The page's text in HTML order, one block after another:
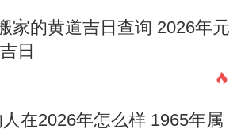
物品 着样效率更高。
理工作需循序渐进，先确保
位，保证正常生活秩序？完
常用的物品，最终结果是再
家的黄道吉日查询 2026年元
日
在2026年怎么样 1965年属